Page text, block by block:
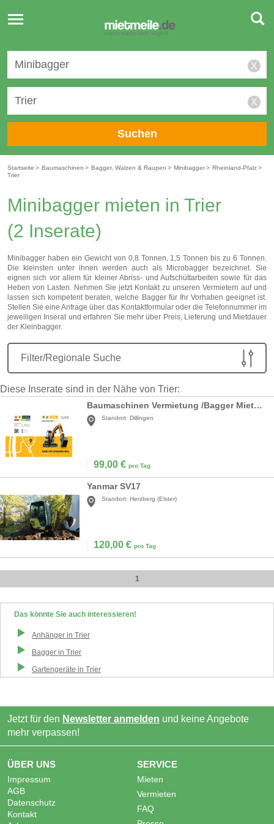
Toggle
navigation
X
X
Suchen
Startseite > Baumaschinen > Bagger, Walzen & Raupen > Minibagger> Rheinland-Pfalz>
Trier
Minibagger mieten in Trier
(2 Inserate)
Minibagger haben ein Gewicht von 0,8 Tonnen, 1,5 Tonnen bis zu 6 Tonnen.
Die kleinsten unter ihnen werden auch als Microbagger bezeichnet. Sie
eignen sich vor allem für kleiner Abriss- und Aufschüttarbeiten sowie für das
Heben von Lasten. Nehmen Sie jetzt Kontakt zu unseren Vermietern auf und
lassen sich kompetent beraten, welche Bagger für Ihr Vorhaben geeignet ist.
Stellen Sie eine Anfrage über das Kontaktformular oder die Telefonnummer im
jeweiligen Inserat und erfahren Sie mehr über Preis, Lieferung und Mietdauer
der Kleinbagger.
Filter/Regionale Suche
Diese Inserate sind in der Nähe von Trier:
Baumaschinen Vermietung /Bagger Mieten/mieten/leihen /Bagger
Standort: Dillingen
99,00 € pro Tag
Yanmar SV17
Standort: Herzberg (Elster)
120,00 € pro Tag
1
Das könnte Sie auch interessieren!
Anhänger in Trier
Bagger in Trier
Gartengeräte in Trier
Jetzt für den Newsletter anmelden und keine Angebote
mehr verpassen!
ÜBER UNS
Impressum
AGB
Datenschutz
Kontakt
SERVICE
Mieten
Vermieten
FAQ